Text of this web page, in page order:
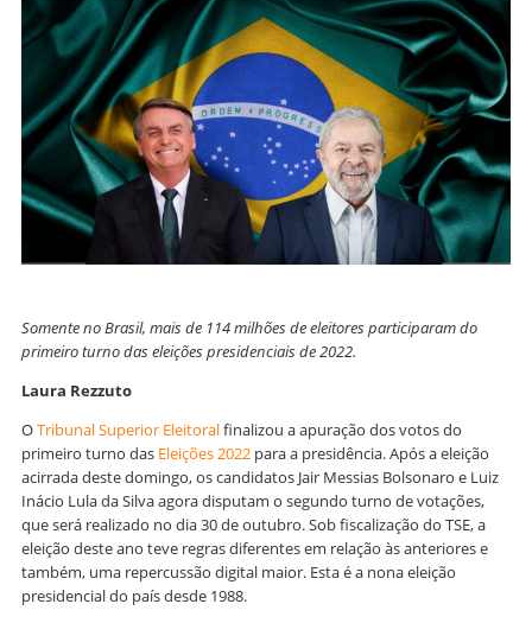
Somente no Brasil, mais de 114 milhões de eleitores participaram do
primeiro turno das eleições presidenciais de 2022.
Laura Rezzuto
OTribunal Superior Eleitoralfinalizou a apuração dos votos do
primeiro turno das Eleições 2022 para a presidência. Após a eleição
acirrada deste domingo, os candidatos Jair Messias Bolsonaro e Luiz
Inácio Lula da Silva agora disputam o segundo turno de votações,
que será realizado no dia 30 de outubro. Sob fiscalização do TSE, a
eleição deste ano teve regras diferentes em relação às anteriores e
também, uma repercussão digital maior. Esta é a nona eleição
presidencial do país desde 1988.